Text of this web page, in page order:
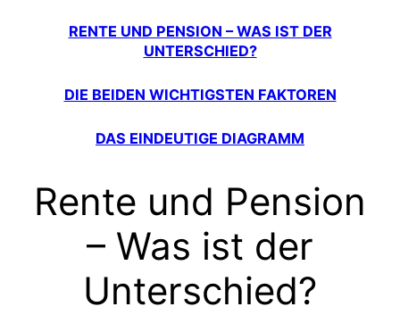
RENTE UND PENSION – WAS IST DER
UNTERSCHIED?
DIE BEIDEN WICHTIGSTEN FAKTOREN
DAS EINDEUTIGE DIAGRAMM
Rente und Pension
– Was ist der
Unterschied?